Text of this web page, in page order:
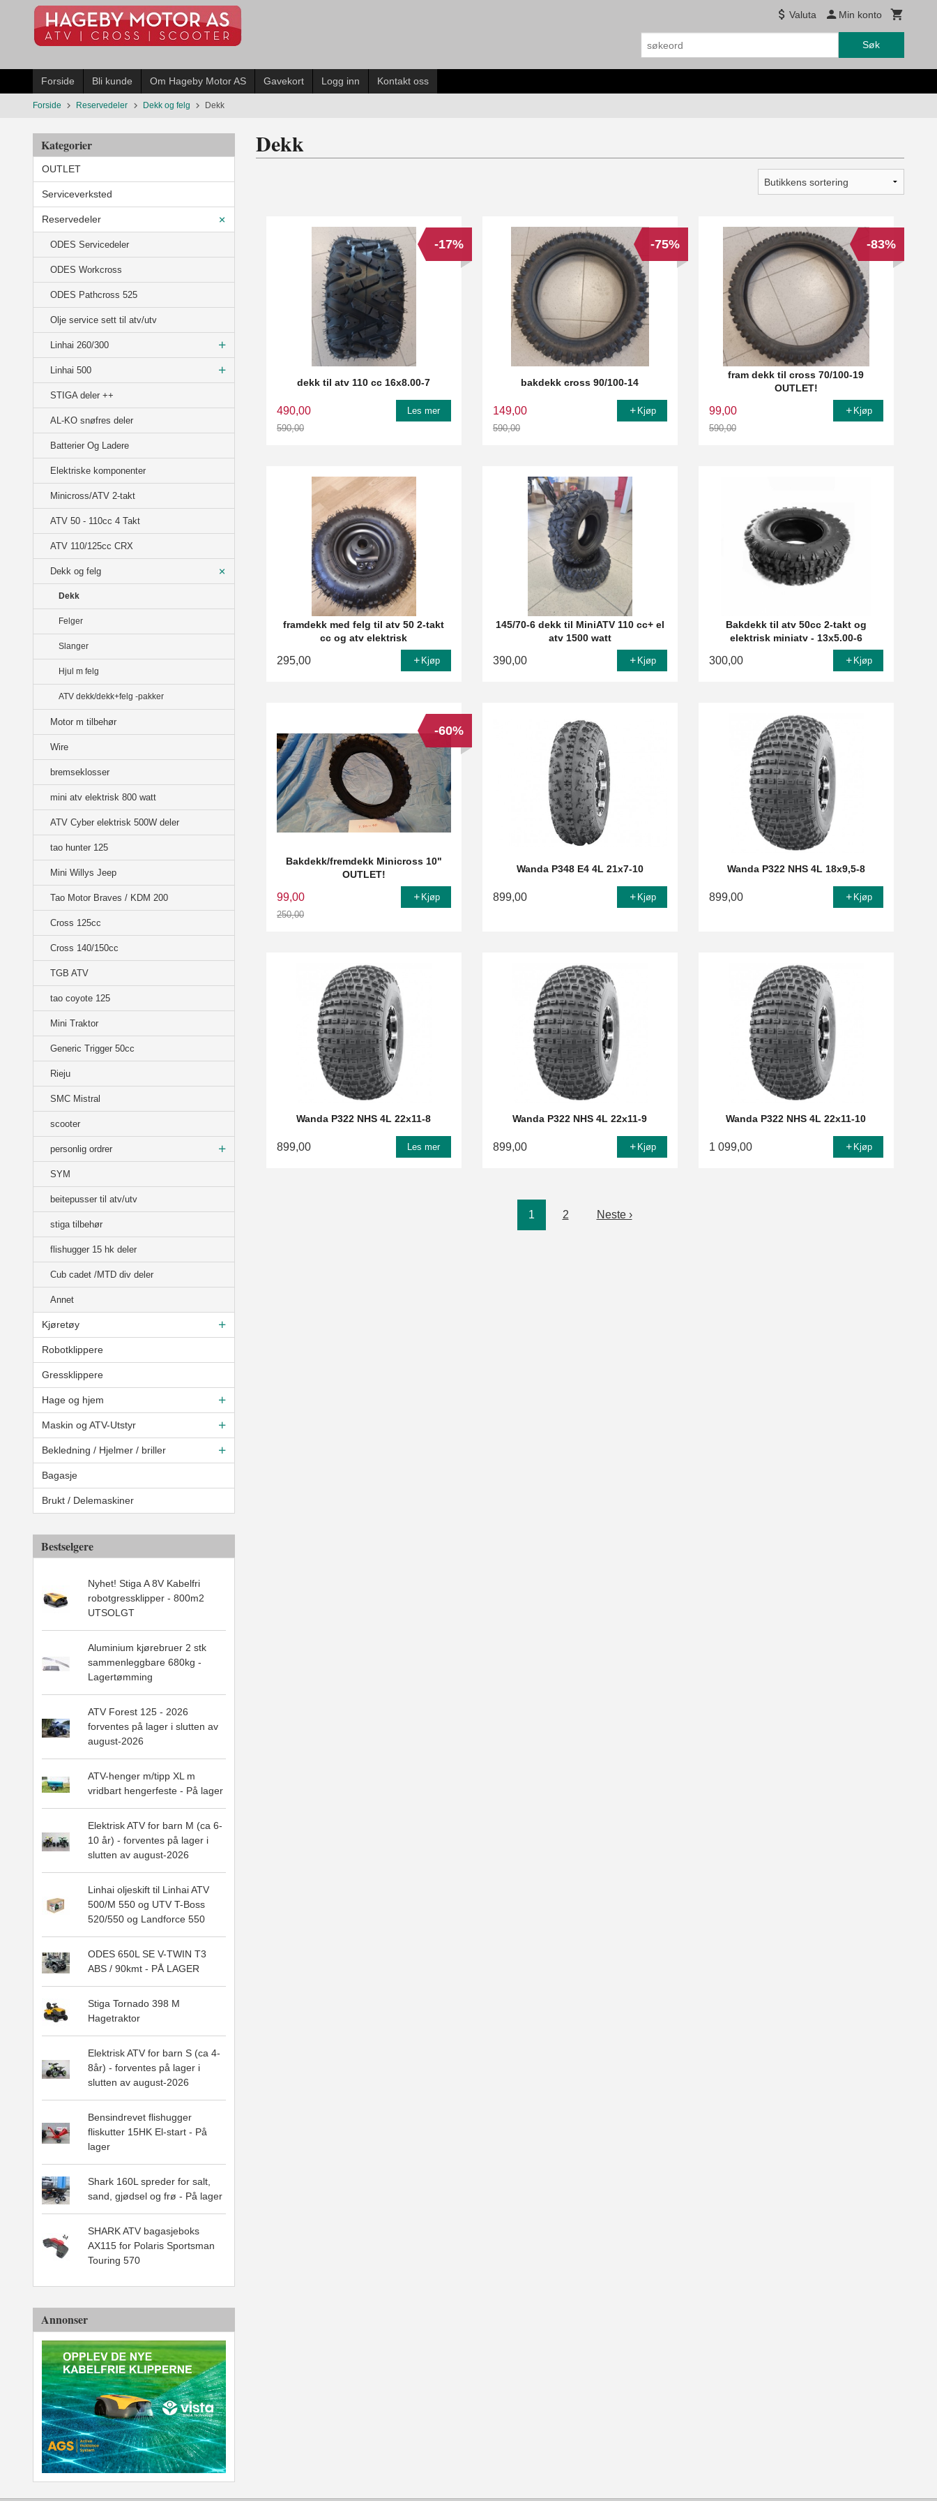
innholdet
Valuta Min konto
Søk
Forside Bli kunde Om Hageby Motor AS Gavekort Logg inn Kontakt oss
Forside Reservedeler Dekk og felg Dekk
Kategorier
OUTLET
Serviceverksted
Reservedeler
ODES Servicedeler
ODES Workcross
ODES Pathcross 525
Olje service sett til atv/utv
Linhai 260/300
Linhai 500
STIGA deler ++
AL-KO snøfres deler
Batterier Og Ladere
Elektriske komponenter
Minicross/ATV 2-takt
ATV 50 - 110cc 4 Takt
ATV 110/125cc CRX
Dekk og felg
Dekk
Felger
Slanger
Hjul m felg
ATV dekk/dekk+felg -pakker
Motor m tilbehør
Wire
bremseklosser
mini atv elektrisk 800 watt
ATV Cyber elektrisk 500W deler
tao hunter 125
Mini Willys Jeep
Tao Motor Braves / KDM 200
Cross 125cc
Cross 140/150cc
TGB ATV
tao coyote 125
Mini Traktor
Generic Trigger 50cc
Rieju
SMC Mistral
scooter
personlig ordrer
SYM
beitepusser til atv/utv
stiga tilbehør
flishugger 15 hk deler
Cub cadet /MTD div deler
Annet
Kjøretøy
Robotklippere
Gressklippere
Hage og hjem
Maskin og ATV-Utstyr
Bekledning / Hjelmer / briller
Bagasje
Brukt / Delemaskiner
Bestselgere
Nyhet! Stiga A 8V Kabelfri
robotgressklipper - 800m2
UTSOLGT
Aluminium kjørebruer 2 stk
sammenleggbare 680kg -
Lagertømming
ATV Forest 125 - 2026
forventes på lager i slutten av
august-2026
ATV-henger m/tipp XL m
vridbart hengerfeste - På lager
Elektrisk ATV for barn M (ca 6-
10 år) - forventes på lager i
slutten av august-2026
Linhai oljeskift til Linhai ATV
500/M 550 og UTV T-Boss
520/550 og Landforce 550
ODES 650L SE V-TWIN T3
ABS / 90kmt - PÅ LAGER
Stiga Tornado 398 M
Hagetraktor
Elektrisk ATV for barn S (ca 4-
8år) - forventes på lager i
slutten av august-2026
Bensindrevet flishugger
fliskutter 15HK El-start - På
lager
Shark 160L spreder for salt,
sand, gjødsel og frø - På lager
SHARK ATV bagasjeboks
AX115 for Polaris Sportsman
Touring 570
Annonser
Dekk
dekk til atv 110 cc 16x8.00-7
490,00
590,00
-17%
Les mer
bakdekk cross 90/100-14
149,00
590,00
-75%
Kjøp
fram dekk til cross 70/100-19
OUTLET!
99,00
590,00
-83%
Kjøp
framdekk med felg til atv 50 2-takt
cc og atv elektrisk
295,00 Kjøp
145/70-6 dekk til MiniATV 110 cc+ el
atv 1500 watt
390,00 Kjøp
Bakdekk til atv 50cc 2-takt og
elektrisk miniatv - 13x5.00-6
300,00 Kjøp
Bakdekk/fremdekk Minicross 10"
OUTLET!
99,00
250,00
-60%
Kjøp
Wanda P348 E4 4L 21x7-10
899,00 Kjøp
Wanda P322 NHS 4L 18x9,5-8
899,00 Kjøp
Wanda P322 NHS 4L 22x11-8
899,00 Les mer
Wanda P322 NHS 4L 22x11-9
899,00 Kjøp
Wanda P322 NHS 4L 22x11-10
1 099,00 Kjøp
1 2 Neste ›